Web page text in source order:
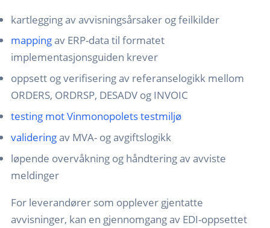
kartlegging av avvisningsårsaker og feilkilder
mappingav ERP-data til formatet
implementasjonsguiden krever
oppsett og verifisering av referanselogikk mellom
ORDERS, ORDRSP, DESADV og INVOIC
testing mot Vinmonopolets testmiljø
valideringav MVA- og avgiftslogikk
løpende overvåkning og håndtering av avviste
meldinger
For leverandører som opplever gjentatte
avvisninger, kan en gjennomgang av EDI-oppsettet